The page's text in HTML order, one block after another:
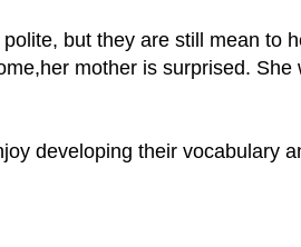
but they are still mean to
mother is surprised.
developing their vocabulary